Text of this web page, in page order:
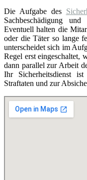
Die Aufgabe des
Sachbeschädigung
Eventuell halten die
oder die Täter so lange
unterscheidet sich im
Regel erst eingeschaltet,
dann parallel zur Arbeit
Ihr Sicherheitsdienst
Straftaten und zur